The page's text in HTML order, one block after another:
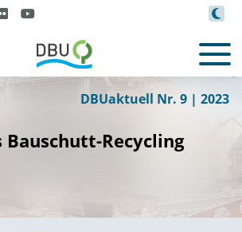
Eberhard
Spaeth
s
ock
.adobe_
.co
DBUaktuell Nr. 9 | 2023
Bauschutt-Recycling